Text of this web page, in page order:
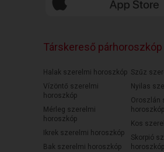
Társkereső párhoroszkóp
Halak szerelmi horoszkóp
Vízöntő szerelmi
horoszkóp
Mérleg szerelmi
horoszkóp
Ikrek szerelmi horoszkóp
Bak szerelmi horoszkóp
Szűz
Nyilas
Oroszlán
horoszkóp
Kos
Skorpió
horoszkóp